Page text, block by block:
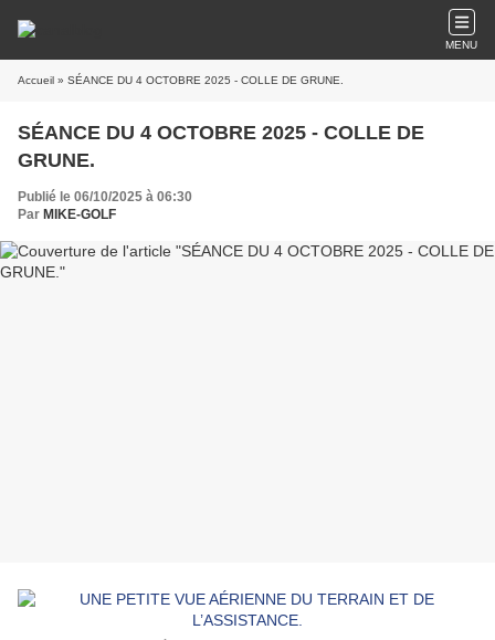
MENU
Accueil » SÉANCE DU 4 OCTOBRE 2025 - COLLE DE GRUNE.
SÉANCE DU 4 OCTOBRE 2025 - COLLE DE
GRUNE.
Publié le 06/10/2025 à 06:30
Par MIKE-GOLF